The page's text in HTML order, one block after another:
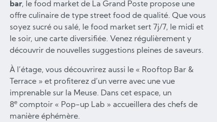
bar, le food market de La Grand Poste propose une
offre culinaire de type street food de qualité. Que vous
soyez sucré ou salé, le food market sert 7j/7, le midi et
le soir, une carte diversifiée. Venez régulièrement y
découvrir de nouvelles suggestions pleines de saveurs.
À l’étage, vous découvrirez aussi le « Rooftop Bar &
Terrace » et profiterez d’un verre avec une vue
imprenable sur la Meuse. Dans cet espace, un
8e comptoir « Pop-up Lab » accueillera des chefs de
manière éphémère.